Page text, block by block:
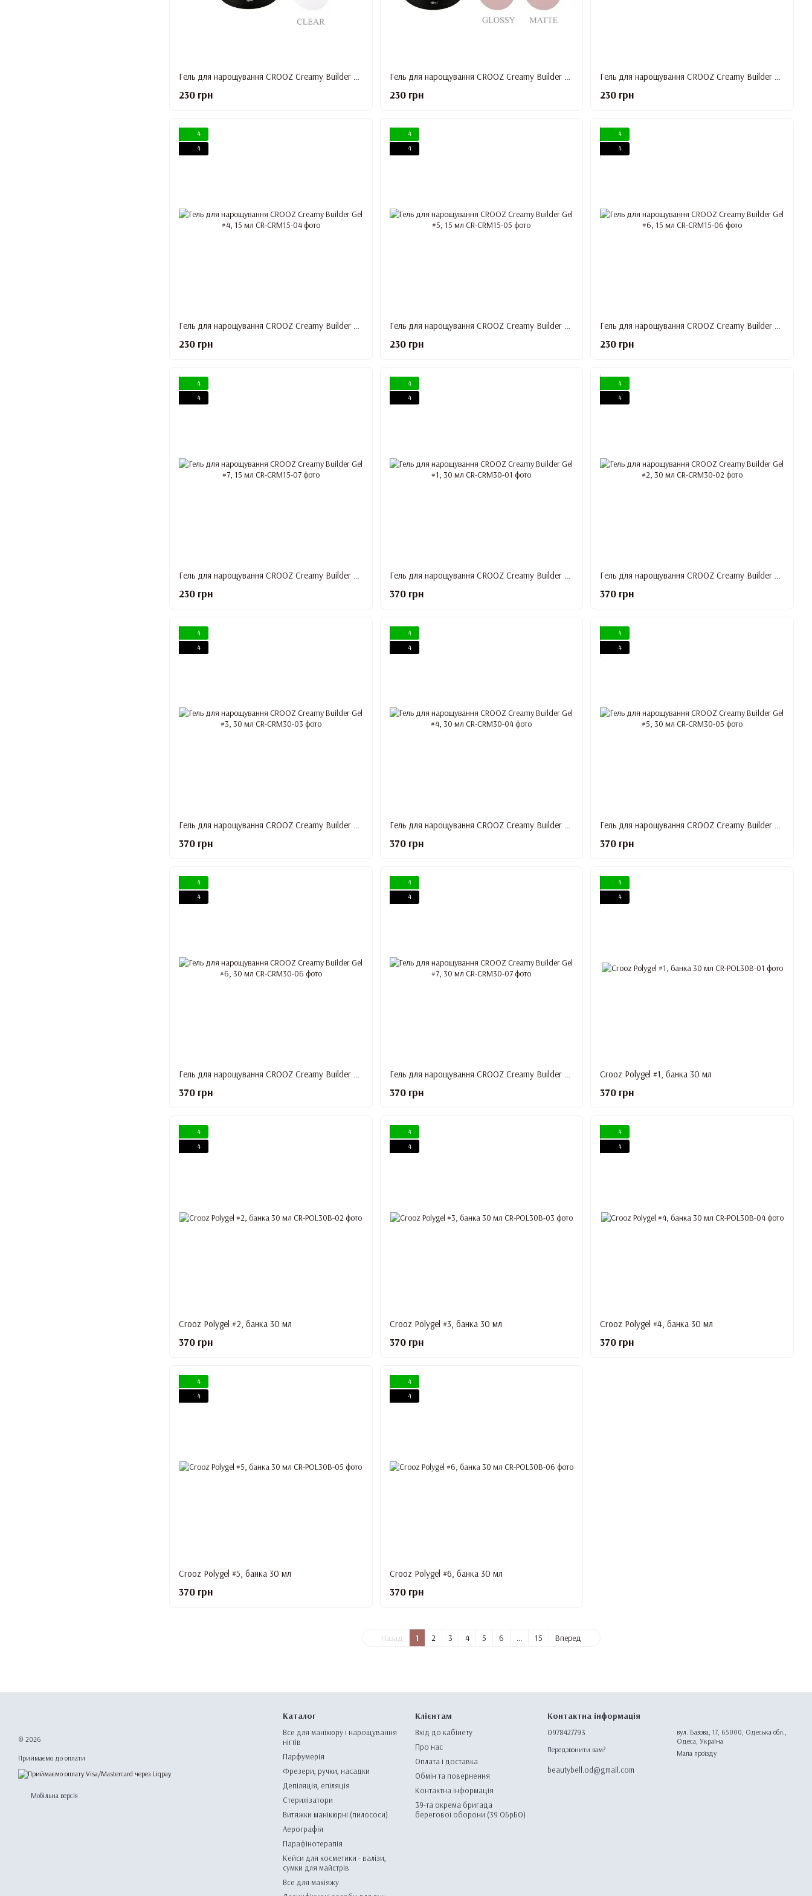
230 грн 230 грн 230 грн
4
4
Гель для нарощування CROOZ Creamy Builder Gel #4, 15 мл
230 грн
4
4
Гель для нарощування CROOZ Creamy Builder Gel #5, 15 мл
230 грн
4
4
Гель для нарощування CROOZ Creamy Builder Gel #6, 15 мл
230 грн
4
4
Гель для нарощування CROOZ Creamy Builder Gel #7, 15 мл
230 грн
4
4
Гель для нарощування CROOZ Creamy Builder Gel #1, 30 мл
370 грн
4
4
Гель для нарощування CROOZ Creamy Builder Gel #2, 30 мл
370 грн
4
4
370 грн
4
4
370 грн
4
4
370 грн
4
4
Гель для нарощування CROOZ Creamy Builder Gel #6, 30 мл
370 грн
4
4
Гель для нарощування CROOZ Creamy Builder Gel #7, 30 мл
370 грн
4
4
Crooz Polygel #1, банка 30 мл
370 грн
4
4
Crooz Polygel #2, банка 30 мл
370 грн
4
4
Crooz Polygel #3, банка 30 мл
370 грн
4
4
Crooz Polygel #4, банка 30 мл
370 грн
4
4
Crooz Polygel #5, банка 30 мл
370 грн
4
4
Crooz Polygel #6, банка 30 мл
370 грн
Назад 1 2 3 4 5 6 ... 15 Вперед
© 2026
Приймаємо до оплати
Мобільна версія
Каталог
Все для манікюру і нарощування
нігтів
Парфумерія
Фрезери, ручки, насадки
Депіляція, епіляція
Стерилізатори
Витяжки манікюрні (пилососи)
Аерографія
Парафінотерапія
Кейси для косметики - валізи,
сумки для майстрів
Все для макіяжу
Клієнтам
Вхід до кабінету
Про нас
Оплата і доставка
Обмін та повернення
Контактна інформація
39-та окрема бригада
берегової оборони (39 ОБрБО)
Контактна інформація
0978427793
Передзвонити вам?
beautybell.od@gmail.com
вул. Базова, 17, 65000, Одеська обл.,
Одеса, Україна
Мапа проїзду